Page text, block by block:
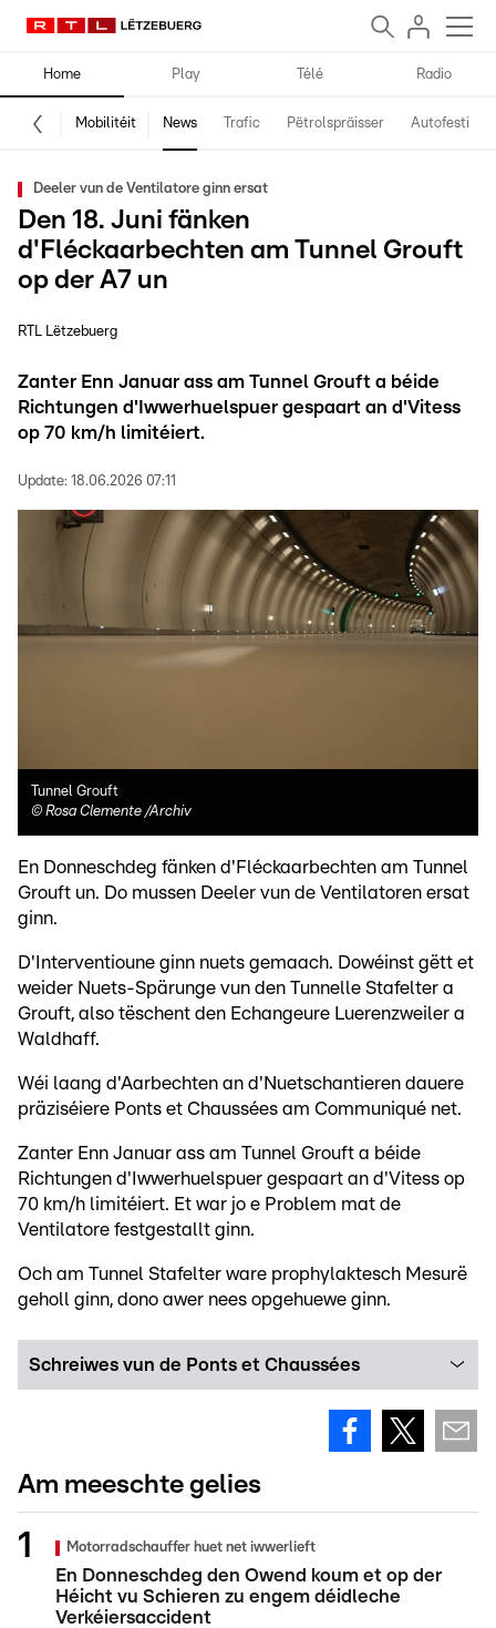
Home Play Télé Radio
Mobilitéit News Trafic Pëtrolspräisser Autofestival
Deeler vun de Ventilatore ginn ersat
Den 18. Juni fänken
d'Fléckaarbechten am Tunnel Grouft
op der A7 un
RTL Lëtzebuerg
Zanter Enn Januar ass am Tunnel Grouft a béide
Richtungen d'Iwwerhuelspuer gespaart an d'Vitess
op 70 km/h limitéiert.
Update: 18.06.2026 07:11
Tunnel Grouft
© Rosa Clemente /Archiv
En Donneschdeg fänken d'Fléckaarbechten am Tunnel
Grouft un. Do mussen Deeler vun de Ventilatoren ersat
ginn.
D'Interventioune ginn nuets gemaach. Dowéinst gëtt et
weider Nuets-Spärunge vun den Tunnelle Stafelter a
Grouft, also tëschent den Echangeure Luerenzweiler a
Waldhaff.
Wéi laang d'Aarbechten an d'Nuetschantieren dauere
präziséiere Ponts et Chaussées am Communiqué net.
Zanter Enn Januar ass am Tunnel Grouft a béide
Richtungen d'Iwwerhuelspuer gespaart an d'Vitess op
70 km/h limitéiert. Et war jo e Problem mat de
Ventilatore festgestallt ginn.
Och am Tunnel Stafelter ware prophylaktesch Mesurë
geholl ginn, dono awer nees opgehuewe ginn.
Schreiwes vun de Ponts et Chaussées
Am meeschte gelies
Motorradschauffer huet net iwwerlieft
En Donneschdeg den Owend koum et op der
Héicht vu Schieren zu engem déidleche
Verkéiersaccident